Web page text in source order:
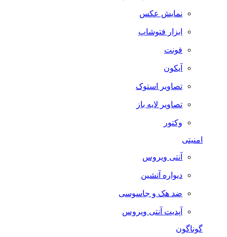
نمایش عکس
ابزار فتوشاپ
فونت
آیکون
تصاویر استوک
تصاویر لایه باز
وکتور
امنیتی
آنتی ویروس
دیواره آتشین
ضد هک و جاسوسی
آپدیت آنتی ویروس
گوناگون